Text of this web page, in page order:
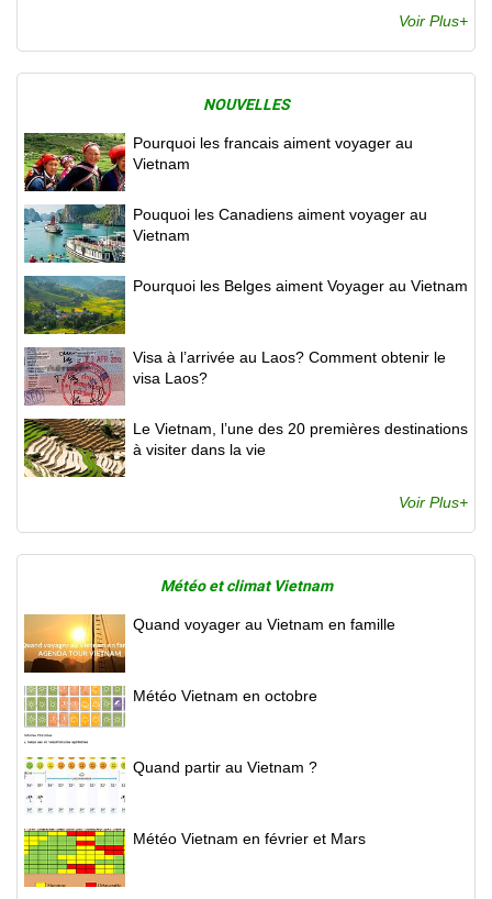
Voir Plus+
NOUVELLES
Pourquoi les francais aiment voyager au
Vietnam
Pouquoi les Canadiens aiment voyager au
Vietnam
Pourquoi les Belges aiment Voyager au Vietnam
Visa à l’arrivée au Laos? Comment obtenir le
visa Laos?
Le Vietnam, l’une des 20 premières destinations
à visiter dans la vie
Voir Plus+
Météo et climat Vietnam
Quand voyager au Vietnam en famille
Météo Vietnam en octobre
Quand partir au Vietnam ?
Météo Vietnam en février et Mars